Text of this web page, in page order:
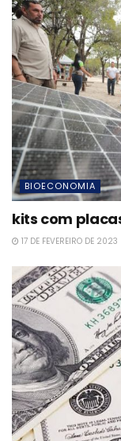
BIOECONOMIA
kits com
17 DE FEVEREIRO DE 2023